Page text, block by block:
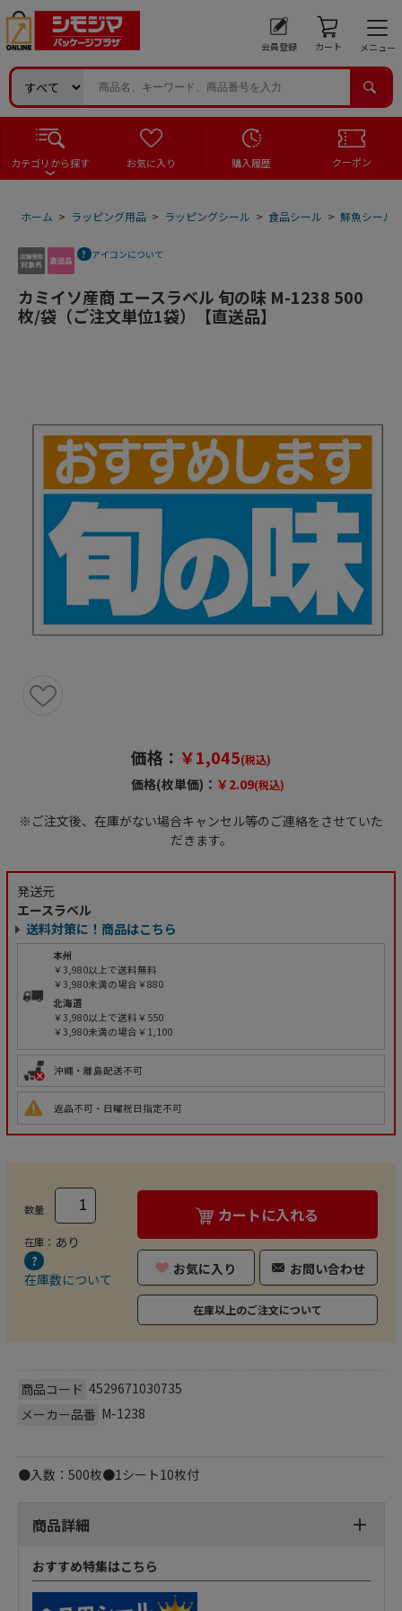
会員登録 カート メニュー
カテゴリから探す お気に入り 購入履歴 クーポン
ホーム > ラッピング用品 > ラッピングシール > 食品シール > 鮮魚シール
アイコンについて
カミイソ産商 エースラベル 旬の味 M-1238 500
枚/袋（ご注文単位1袋）【直送品】
価格： ￥1,045(税込)
価格(枚単価)： ￥2.09(税込)
※ご注文後、在庫がない場合キャンセル等のご連絡をさせていた
だきます。
発送元
エースラベル
送料対策に！商品はこちら
本州
￥3,980以上で送料無料
￥3,980未満の場合￥880
北海道
￥3,980以上で送料￥550
￥3,980未満の場合￥1,100
沖縄・離島配送不可
返品不可・日曜祝日指定不可
数量
在庫： あり
在庫数について
カートに入れる
お気に入り お問い合わせ
在庫以上のご注文について
商品コード 4529671030735
メーカー品番 M-1238
●入数：500枚●1シート10枚付
商品詳細
おすすめ特集はこちら